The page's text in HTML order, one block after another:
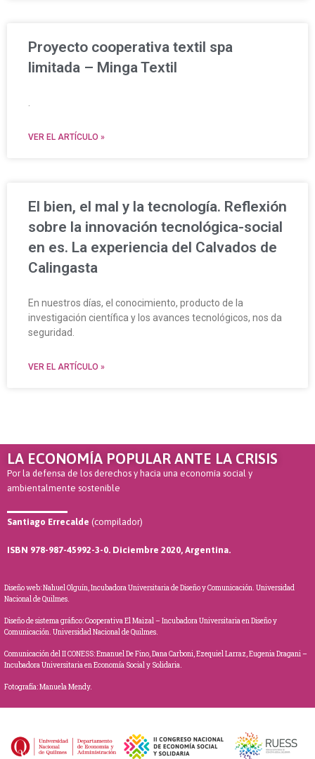
Proyecto cooperativa textil spa
limitada – Minga Textil
.
VER EL ARTÍCULO »
El bien, el mal y la tecnología. Reflexión
sobre la innovación tecnológica-social
en es. La experiencia del Calvados de
Calingasta
En nuestros días, el conocimiento, producto de la
investigación científica y los avances tecnológicos, nos da
seguridad.
VER EL ARTÍCULO »
LA ECONOMÍA POPULAR ANTE LA CRISIS
Por la defensa de los derechos y hacia una economía social y
ambientalmente sostenible
Santiago Errecalde (compilador)
ISBN 978-987-45992-3-0. Diciembre 2020, Argentina.
Diseño web: Nahuel Olguín, Incubadora Universitaria de Diseño y Comunicación. Universidad
Nacional de Quilmes.
Diseño de sistema gráfico: Cooperativa El Maizal – Incubadora Universitaria en Diseño y
Comunicación. Universidad Nacional de Quilmes.
Comunicación del II CONESS: Emanuel De Fino, Dana Carboni, Ezequiel Larraz, Eugenia Dragani –
Incubadora Universitaria en Economía Social y Solidaria.
Fotografía: Manuela Mendy.